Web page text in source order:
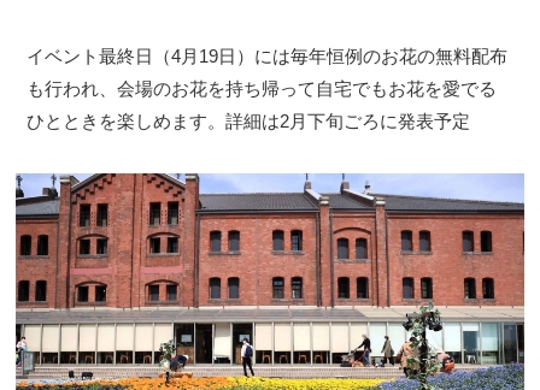
イベント最終日（4月19日）には毎年恒例のお花の無料配布
も行われ、会場のお花を持ち帰って自宅でもお花を愛でる
ひとときを楽しめます。詳細は2月下旬ごろに発表予定